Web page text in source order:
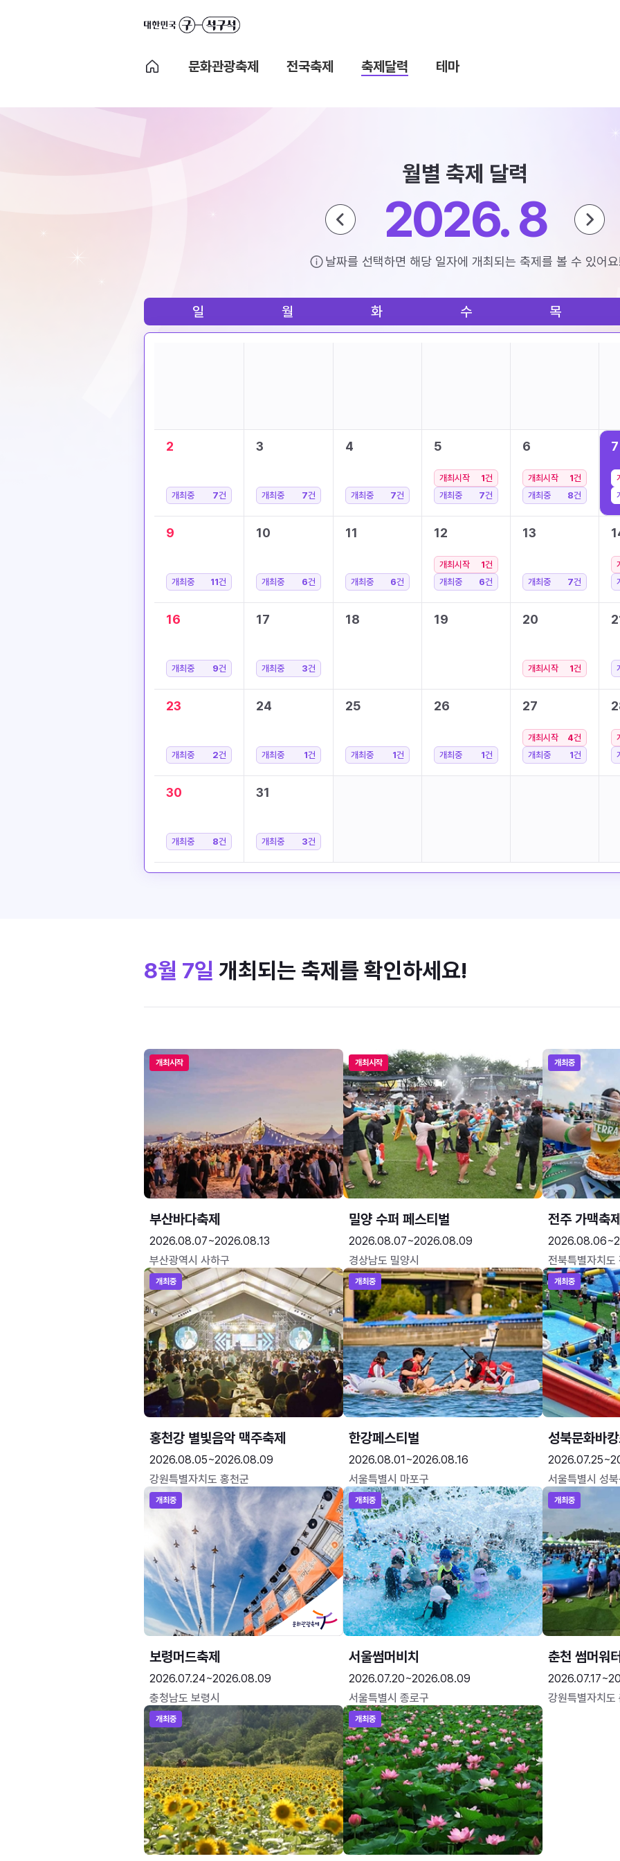
문화관광축제 전국축제 축제달력 테마
월별 축제 달력
2026. 8
날짜를 선택하면 해당 일자에 개최되는 축제를 볼 수 있어
일 월 화 수 목
2
개최중 7건
3
개최중 7건
4
개최중 7건
5
개최시작 1건
개최중
7건
6
개최시작 1건
개최중
8건
7
9
개최중 11건
10
개최중 6건
11
개최중 6건
12
개최시작 1건
개최중
6건
13
개최중 7건
16
개최중 9건
17
개최중 3건
18 19 20
개최시작 1건
23
개최중 2건
24
개최중 1건
25
개최중 1건
26
개최중 1건
27
개최시작 4건
개최중
1건
30
개최중 8건
31
개최중 3건
8월 7일 개최되는 축제를 확인하세요!
개최시작
부산바다축제
2026.08.07~2026.08.13
부산광역시 사하구
개최시작
밀양 수퍼 페스티벌
2026.08.07~2026.08.09
경상남도 밀양시
개최중
전주 가맥축
전북특별자치도
개최중
홍천강 별빛음악 맥주축제
2026.08.05~2026.08.09
강원특별자치도 홍천군
개최중
한강페스티벌
2026.08.01~2026.08.16
서울특별시 마포구
개최중
성북문화바
서울특별시 성
개최중
보령머드축제
2026.07.24~2026.08.09
충청남도 보령시
개최중
서울썸머비치
2026.07.20~2026.08.09
서울특별시 종로구
개최중
춘천 썸머워
강원특별자치도
개최중 개최중